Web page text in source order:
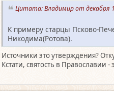
Цитата: Владимир от декабря
К примеру старцы Псково-
Никодима(Ротова).
Источники это утверждения?
Кстати, святость в Православии